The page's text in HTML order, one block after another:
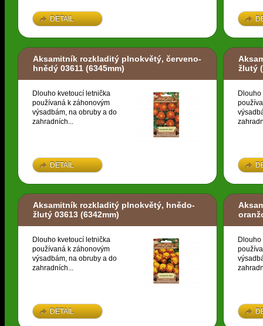
DETAIL
Aksamitník rozkladitý plnokvětý, červeno-
hnědý 03611 (6345mm)
Dlouho kvetoucí letnička
používaná k záhonovým
výsadbám, na obruby a do
zahradních...
DETAIL
žlutý
Aksamitník rozkladitý plnokvětý, hnědo-
žlutý 03613 (6342mm)
Dlouho kvetoucí letnička
používaná k záhonovým
výsadbám, na obruby a do
zahradních...
DETAIL